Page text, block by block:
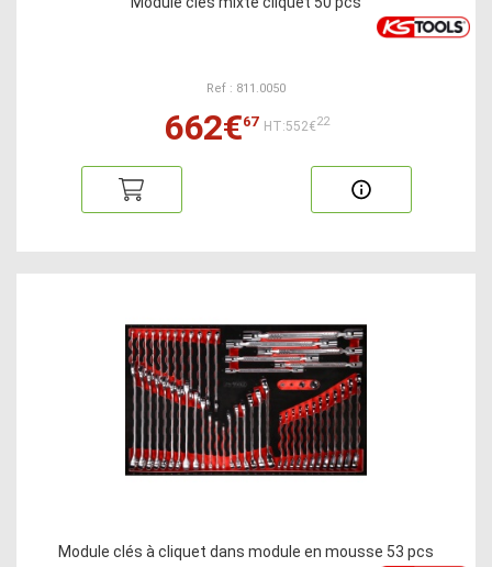
Ref : 811.0050
662€67 HT:552€22
Module clés à cliquet dans module en mousse 53 pcs